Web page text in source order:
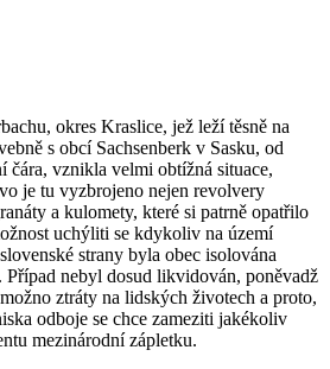
okres Kraslice, jež leží těsně na
s obcí Sachsenberk v Sasku, od
čára, vznikla velmi obtížná situace,
je tu vyzbrojeno nejen revolvery
a kulomety, které si patrně opatřilo
uchýliti se kdykoliv na území
strany byla obec isolována
Případ nebyl dosud likvidován, poněvadž
ztráty na lidských životech a proto,
odboje se chce zameziti jakékoliv
mezinárodní zápletku.